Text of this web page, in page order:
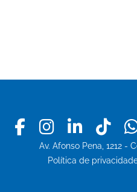
Facebook
Instagram
Av. Afonso Pena, 1212 -
Política de